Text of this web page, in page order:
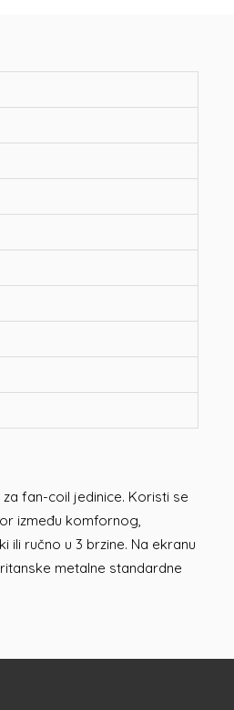
fan-coil jedinice. Koristi se
između komfornog,
ili ručno u 3 brzine. Na ekranu
metalne standardne